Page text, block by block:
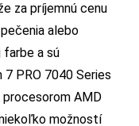
za príjemnú cenu
alebo
farbe a sú
PRO 7040 Series
AMD
možností